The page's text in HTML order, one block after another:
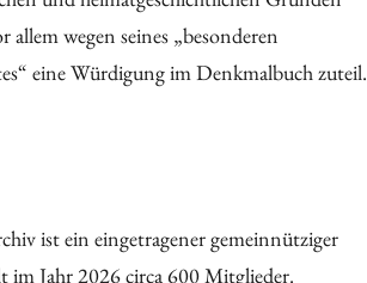
wegen seines „besonderen
eine Würdigung im Denkmalbuch zuteil.
ist ein eingetragener gemeinnütziger
im Jahr 2026 circa 600 Mitglieder.